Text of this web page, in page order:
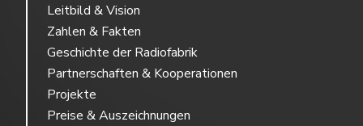
Leitbild & Vision
Zahlen & Fakten
Geschichte der Radiofabrik
Partnerschaften & Kooperationen
Projekte
Preise & Auszeichnungen